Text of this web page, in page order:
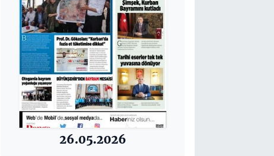
26.05.2026